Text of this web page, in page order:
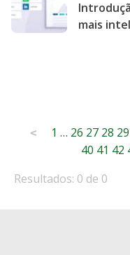
mais
Posts
< 1 … 26 27 28 29
40 41 42
Resultados: 0 de 0